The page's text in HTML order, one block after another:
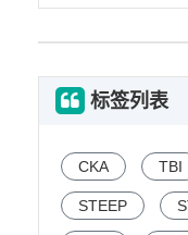
标签列表
CKA TBI
STEEP